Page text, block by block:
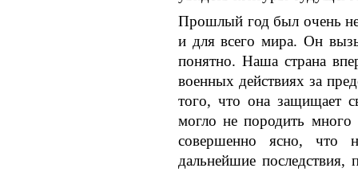
Прошлый год был очень
и для всего мира. Он
понятно. Наша страна
военных действиях за
того, что она защищает
могло не породить много
совершенно ясно, что
дальнейшие